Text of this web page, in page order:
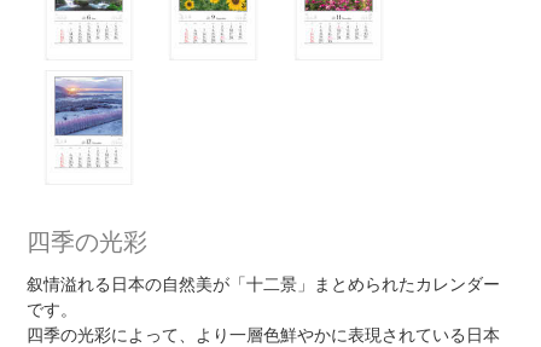
四季の光彩
叙情溢れる日本の自然美が「十二景」まとめられたカレンダー
です。
四季の光彩によって、より一層色鮮やかに表現されている日本